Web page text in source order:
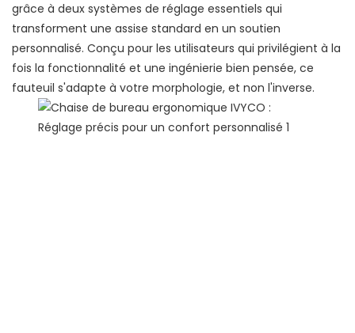
grâce à deux systèmes de réglage essentiels qui
transforment une assise standard en un soutien
personnalisé. Conçu pour les utilisateurs qui privilégient à la
fois la fonctionnalité et une ingénierie bien pensée, ce
fauteuil s'adapte à votre morphologie, et non l'inverse.